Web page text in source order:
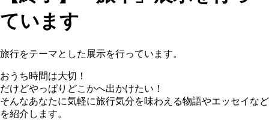
ています
旅行をテーマとした展示を行っています。
おうち時間は大切！
だけどやっぱりどこかへ出かけたい！
そんなあなたに気軽に旅行気分を味わえる物語やエッセイなど
を紹介します。